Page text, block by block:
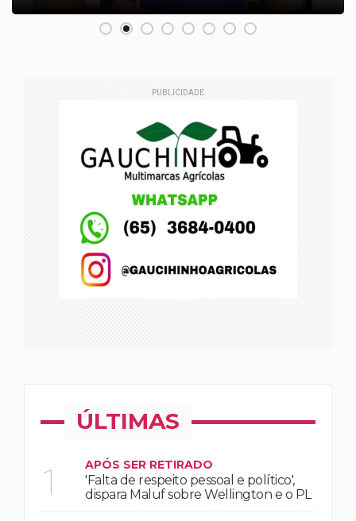
PUBLICIDADE
ÚLTIMAS
1 APÓS SER RETIRADO
'Falta de respeito pessoal e político',
dispara Maluf sobre Wellington e o PL